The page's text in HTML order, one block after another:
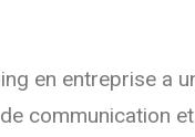
en entreprise a
communication